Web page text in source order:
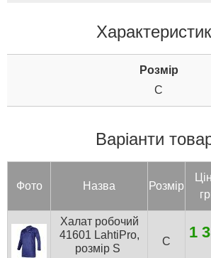
Розмір
С
Варіанти
Фото Назва Роз­мір
Халат робочий
41601 LahtiPro,
розмір S
С
1